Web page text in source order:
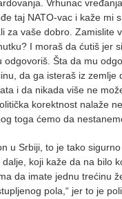
Vrhunac
taj NATO-vac i kaže mi
za vaše dobro. Zamislite
I moraš da ćutiš jer
odgovoriš. Šta da mu
da ga isteraš iz zemlje
i da nikada više ne
korektnost nalaže
toga ćemo da
u Srbiji, to je tako
dalje, koji kaže da na bilo
da imate jednu trećinu
pola,“ jer to je